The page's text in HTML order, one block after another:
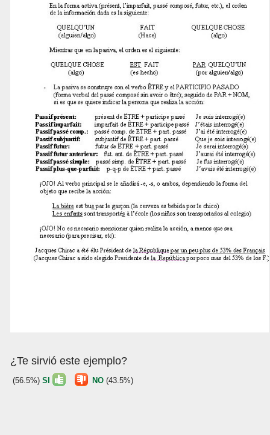
¿Te sirvió este ejemplo?
(56.5%) SI NO (43.5%)